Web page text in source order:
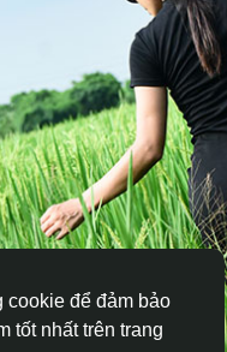
cookie để đảm bảo
tốt nhất trên trang